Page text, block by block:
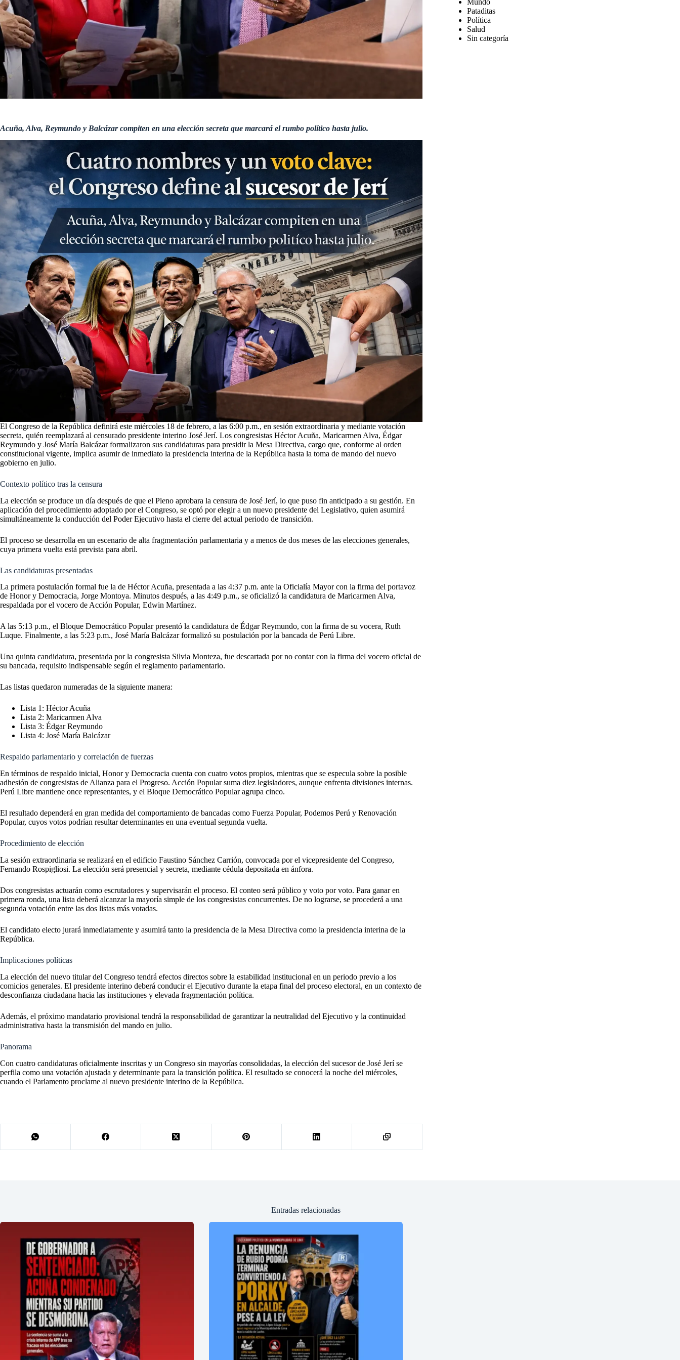
Acuña, Alva, Reymundo y Balcázar compiten en una elección secreta que marcará el rumbo político hasta julio.
El Congreso de la República definirá este miércoles 18 de febrero, a las 6:00 p.m., en sesión extraordinaria y mediante votación
secreta, quién reemplazará al censurado presidente interino José Jerí. Los congresistas Héctor Acuña, Maricarmen Alva, Édgar
Reymundo y José María Balcázar formalizaron sus candidaturas para presidir la Mesa Directiva, cargo que, conforme al orden
constitucional vigente, implica asumir de inmediato la presidencia interina de la República hasta la toma de mando del nuevo
gobierno en julio.
Contexto político tras la censura
La elección se produce un día después de que el Pleno aprobara la censura de José Jerí, lo que puso fin anticipado a su gestión. En
aplicación del procedimiento adoptado por el Congreso, se optó por elegir a un nuevo presidente del Legislativo, quien asumirá
simultáneamente la conducción del Poder Ejecutivo hasta el cierre del actual periodo de transición.
El proceso se desarrolla en un escenario de alta fragmentación parlamentaria y a menos de dos meses de las elecciones generales,
cuya primera vuelta está prevista para abril.
Las candidaturas presentadas
La primera postulación formal fue la de Héctor Acuña, presentada a las 4:37 p.m. ante la Oficialía Mayor con la firma del portavoz
de Honor y Democracia, Jorge Montoya. Minutos después, a las 4:49 p.m., se oficializó la candidatura de Maricarmen Alva,
respaldada por el vocero de Acción Popular, Edwin Martínez.
A las 5:13 p.m., el Bloque Democrático Popular presentó la candidatura de Édgar Reymundo, con la firma de su vocera, Ruth
Luque. Finalmente, a las 5:23 p.m., José María Balcázar formalizó su postulación por la bancada de Perú Libre.
Una quinta candidatura, presentada por la congresista Silvia Monteza, fue descartada por no contar con la firma del vocero oficial de
su bancada, requisito indispensable según el reglamento parlamentario.
Las listas quedaron numeradas de la siguiente manera:
Lista 1: Héctor Acuña
Lista 2: Maricarmen Alva
Lista 3: Édgar Reymundo
Lista 4: José María Balcázar
Respaldo parlamentario y correlación de fuerzas
En términos de respaldo inicial, Honor y Democracia cuenta con cuatro votos propios, mientras que se especula sobre la posible
adhesión de congresistas de Alianza para el Progreso. Acción Popular suma diez legisladores, aunque enfrenta divisiones internas.
Perú Libre mantiene once representantes, y el Bloque Democrático Popular agrupa cinco.
El resultado dependerá en gran medida del comportamiento de bancadas como Fuerza Popular, Podemos Perú y Renovación
Popular, cuyos votos podrían resultar determinantes en una eventual segunda vuelta.
Procedimiento de elección
La sesión extraordinaria se realizará en el edificio Faustino Sánchez Carrión, convocada por el vicepresidente del Congreso,
Fernando Rospigliosi. La elección será presencial y secreta, mediante cédula depositada en ánfora.
Dos congresistas actuarán como escrutadores y supervisarán el proceso. El conteo será público y voto por voto. Para ganar en
primera ronda, una lista deberá alcanzar la mayoría simple de los congresistas concurrentes. De no lograrse, se procederá a una
segunda votación entre las dos listas más votadas.
El candidato electo jurará inmediatamente y asumirá tanto la presidencia de la Mesa Directiva como la presidencia interina de la
República.
Implicaciones políticas
La elección del nuevo titular del Congreso tendrá efectos directos sobre la estabilidad institucional en un periodo previo a los
comicios generales. El presidente interino deberá conducir el Ejecutivo durante la etapa final del proceso electoral, en un contexto de
desconfianza ciudadana hacia las instituciones y elevada fragmentación política.
Además, el próximo mandatario provisional tendrá la responsabilidad de garantizar la neutralidad del Ejecutivo y la continuidad
administrativa hasta la transmisión del mando en julio.
Panorama
Con cuatro candidaturas oficialmente inscritas y un Congreso sin mayorías consolidadas, la elección del sucesor de José Jerí se
perfila como una votación ajustada y determinante para la transición política. El resultado se conocerá la noche del miércoles,
cuando el Parlamento proclame al nuevo presidente interino de la República.
Mundo
Pataditas
Política
Salud
Sin categoría
Entradas relacionadas